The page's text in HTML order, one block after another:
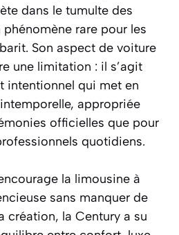
dans le tumulte des
rare pour les
Son aspect de voiture
une limitation : il s’agit
intentionnel qui met en
appropriée
officielles que pour
quotidiens.
la limousine à
sans manquer de
création, la Century a su